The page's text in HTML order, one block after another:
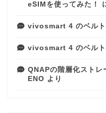
eSIMを使ってみた！
vivosmart 4 のベルト
vivosmart 4 のベルト
QNAPの階層化スト
ENO より